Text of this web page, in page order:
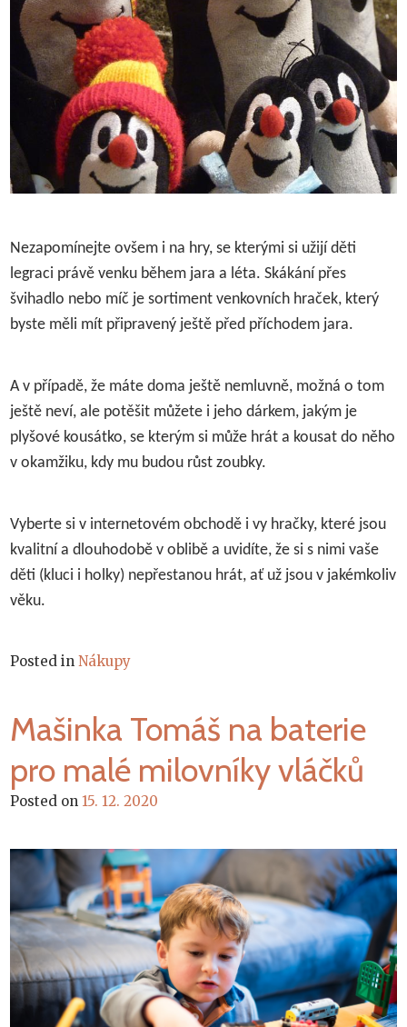
Nezapomínejte ovšem i na hry, se kterými si užijí děti
legraci právě venku během jara a léta. Skákání přes
švihadlo nebo míč je sortiment venkovních hraček, který
byste měli mít připravený ještě před příchodem jara.
A v případě, že máte doma ještě nemluvně, možná o tom
ještě neví, ale potěšit můžete i jeho dárkem, jakým je
plyšové kousátko, se kterým si může hrát a kousat do něho
v okamžiku, kdy mu budou růst zoubky.
Vyberte si v internetovém obchodě i vy hračky, které jsou
kvalitní a dlouhodobě v oblibě a uvidíte, že si s nimi vaše
děti (kluci i holky) nepřestanou hrát, ať už jsou v jakémkoliv
věku.
Posted inNákupy
Mašinka Tomáš na baterie
pro malé milovníky vláčků
Posted on 15. 12. 2020